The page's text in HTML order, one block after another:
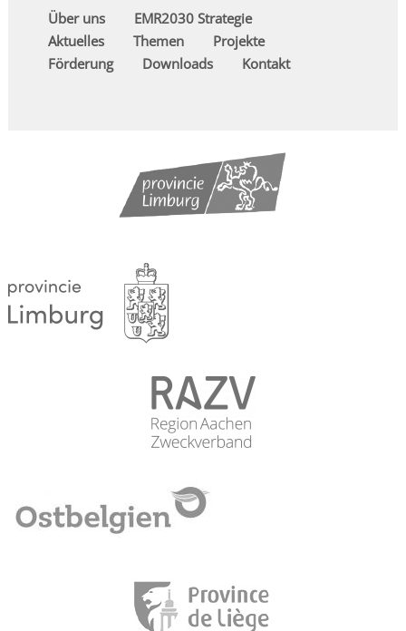
Über uns
EMR2030 Strategie
Aktuelles
Themen
Projekte
Förderung
Downloads Kontakt